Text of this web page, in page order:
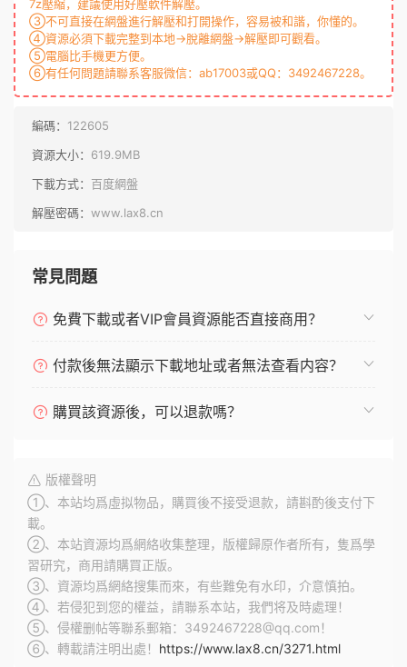
7z壓縮，建議使用好壓軟件解壓。
③不可直接在網盤進行解壓和打開操作，容易被和諧，你懂的。
④資源必須下載完整到本地→脫離網盤→解壓即可觀看。
⑤電腦比手機更方便。
⑥有任何問題請聯系客服微信：ab17003或QQ：3492467228。
編碼： 122605
資源大小： 619.9MB
下載方式： 百度網盤
解壓密碼： www.lax8.cn
常見問題
免費下載或者VIP會員資源能否直接商用？
付款後無法顯示下載地址或者無法查看内容？
購買該資源後，可以退款嗎？
版權聲明
①、本站均爲虛拟物品，購買後不接受退款，請斟酌後支付下
載。
②、本站資源均爲網絡收集整理，版權歸原作者所有，隻爲學
習研究，商用請購買正版。
③、資源均爲網絡搜集而來，有些難免有水印，介意慎拍。
④、若侵犯到您的權益，請聯系本站，我們将及時處理！
⑤、侵權删帖等聯系郵箱：3492467228@qq.com！
⑥、轉載請注明出處！ https://www.lax8.cn/3271.html